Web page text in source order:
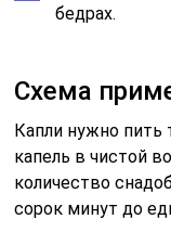
бедрах.
Схема
Капли нужно пить
капель в чистой
количество
сорок минут до